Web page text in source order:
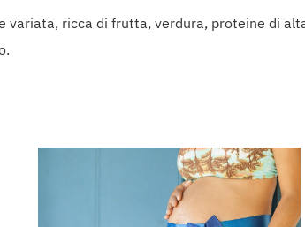
variata, ricca di frutta, verdura, proteine di